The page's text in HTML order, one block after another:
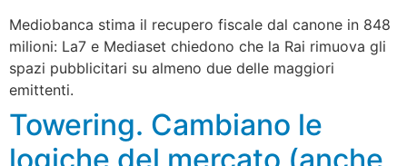
Mediobanca stima il recupero fiscale dal canone in 848
milioni: La7 e Mediaset chiedono che la Rai rimuova gli
spazi pubblicitari su almeno due delle maggiori
emittenti.
Towering. Cambiano le
logiche del mercato (anche